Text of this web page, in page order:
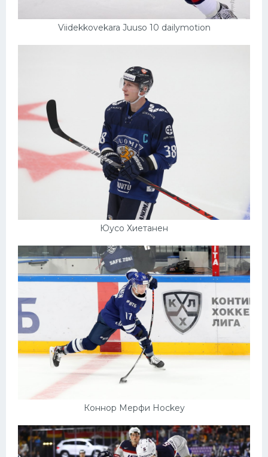
Viidekkovekara Juuso 10 dailymotion
Юусо Хиетанен
Коннор Мерфи Hockey